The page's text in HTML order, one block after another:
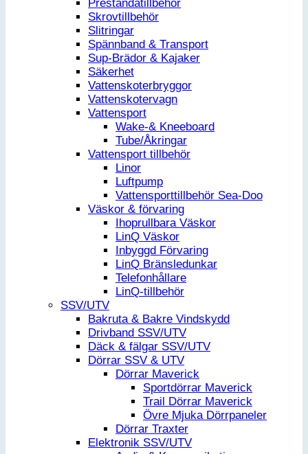
Prestandatillbehör
Skrovtillbehör
Slitringar
Spännband & Transport
Sup-Brädor & Kajaker
Säkerhet
Vattenskoterbryggor
Vattenskotervagn
Vattensport
Wake-& Kneeboard
Tube/Åkringar
Vattensport tillbehör
Linor
Luftpump
Vattensporttillbehör Sea-Doo
Väskor & förvaring
Ihoprullbara Väskor
LinQ Väskor
Inbyggd Förvaring
LinQ Bränsledunkar
Telefonhållare
LinQ-tillbehör
SSV/UTV
Bakruta & Bakre Vindskydd
Drivband SSV/UTV
Däck & fälgar SSV/UTV
Dörrar SSV & UTV
Dörrar Maverick
Sportdörrar Maverick
Trail Dörrar Maverick
Övre Mjuka Dörrpaneler
Dörrar Traxter
Elektronik SSV/UTV